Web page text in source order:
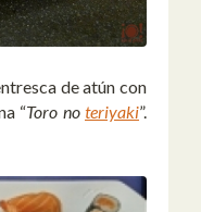
de atún con
“Toro no teriyaki”.